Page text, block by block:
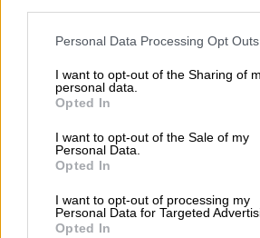
Please note that this website/app uses
not limited to your visit or usage
grant or deny consent to Google and its
use your data for below specified
consent section.
Personal Data Processing Opt Outs
I want to opt-out of the Sharing of
personal data.
Opted In
I want to opt-out of the Sale of my
Personal Data.
Opted In
I want to opt-out of processing my
Personal Data for Targeted
Opted In
«Είναι πραγματικά όμορφο
σημαντική ευθύνη να μπορείς
και εμπιστεύεσαι. Η
Έφης Αχτιόγλου για την
ΠΣ αποτελεί μια επιλογή
ενότητας. Μια επιλογή από
ΣΥΡΙΖΑ-ΠΣ» όπως ανέφερε ο
Τσίπρας», τονίζει ο κ.
συνεχίζει: